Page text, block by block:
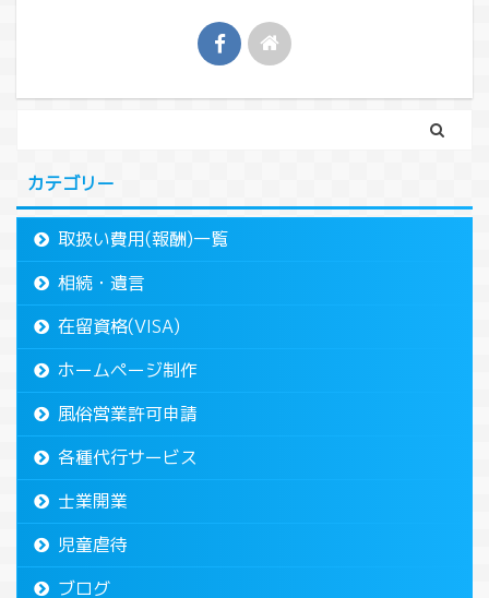
カテゴリー
取扱い費用(報酬)一覧
相続・遺言
在留資格(VISA)
ホームページ制作
風俗営業許可申請
各種代行サービス
士業開業
児童虐待
ブログ